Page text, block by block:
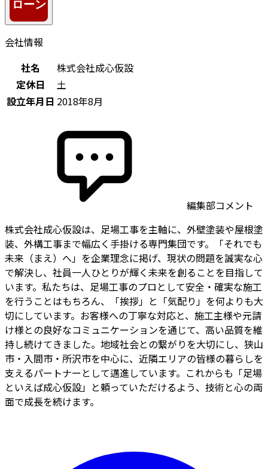
会社情報
社名
株式会社成心仮設
定休日
土
設立年月日 2018年8月
編集部コメント
株式会社成心仮設は、足場工事を主軸に、外壁塗装や屋根塗
装、外構工事まで幅広く手掛ける専門集団です。「それでも
未来（まえ）へ」を企業理念に掲げ、現状の問題を誠実な心
で解決し、社員一人ひとりが輝く未来を創ることを目指して
います。私たちは、足場工事のプロとして安全・確実な施工
を行うことはもちろん、「挨拶」と「気配り」を何よりも大
切にしています。お客様への丁寧な対応と、施工主様や元請
け様との良好なコミュニケーションを通じて、高い品質を維
持し続けてきました。地域社会との繋がりを大切にし、狭山
市・入間市・所沢市を中心に、近隣エリアの皆様の暮らしを
支えるパートナーとして邁進しています。これからも「足場
といえば成心仮設」と頼っていただけるよう、技術と心の両
面で成長を続けます。